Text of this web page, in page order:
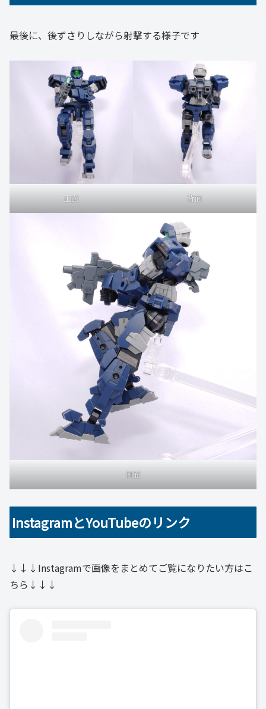
最後に、後ずさりしながら射撃する様子です
正面 背面
側面
InstagramとYouTubeのリンク
↓↓↓Instagramで画像をまとめてご覧になりたい方はこ
ちら↓↓↓